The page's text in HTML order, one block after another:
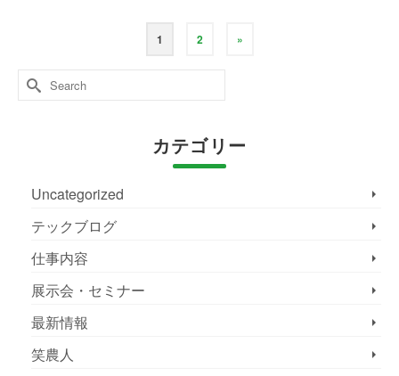
1 2 »
Search
for:
カテゴリー
Uncategorized
テックブログ
仕事内容
展示会・セミナー
最新情報
笑農人